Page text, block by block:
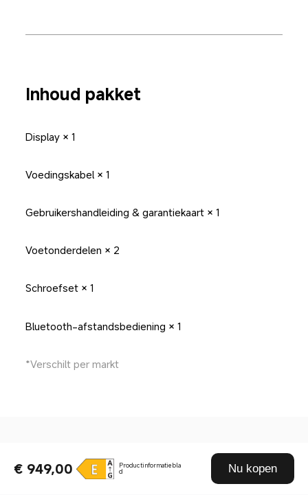
€ 949,00 Productinformatiebla
d Nu kopen
Inhoud pakket
Display × 1
Voedingskabel × 1
Gebruikershandleiding & garantiekaart × 1
Voetonderdelen × 2
Schroefset × 1
Bluetooth-afstandsbediening × 1
*Verschilt per markt